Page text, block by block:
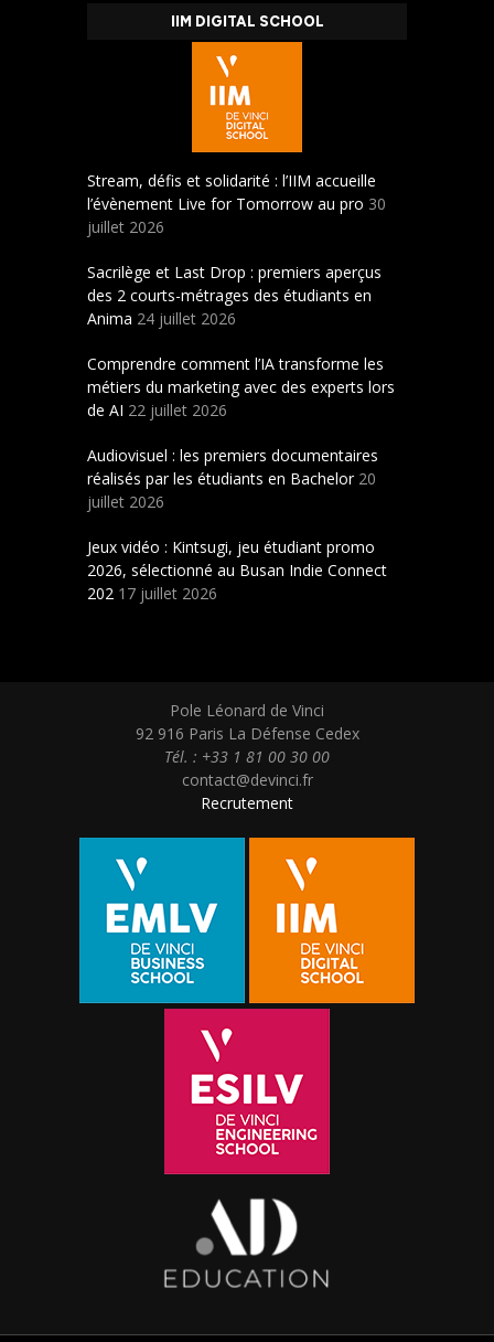
IIM DIGITAL SCHOOL
Stream, défis et solidarité : l’IIM accueille
l’évènement Live for Tomorrow au pro 30
juillet 2026
Sacrilège et Last Drop : premiers aperçus
des 2 courts-métrages des étudiants en
Anima 24 juillet 2026
Comprendre comment l’IA transforme les
métiers du marketing avec des experts lors
de AI 22 juillet 2026
Audiovisuel : les premiers documentaires
réalisés par les étudiants en Bachelor 20
juillet 2026
Jeux vidéo : Kintsugi, jeu étudiant promo
2026, sélectionné au Busan Indie Connect
202 17 juillet 2026
Pole Léonard de Vinci
92 916 Paris La Défense Cedex
Tél. : +33 1 81 00 30 00
contact@devinci.fr
Recrutement